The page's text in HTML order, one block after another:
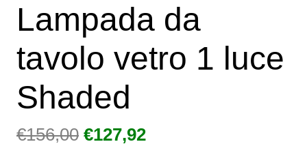
Lampada da
tavolo vetro 1 luce
Shaded
€156,00 Il
€127,92Il